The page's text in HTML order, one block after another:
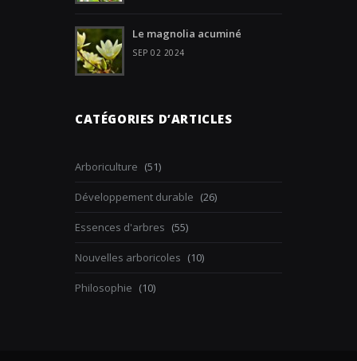
Le magnolia acuminé
SEP 02 2024
CATÉGORIES D’ARTICLES
Arboriculture (51)
Développement durable (26)
Essences d'arbres (55)
Nouvelles arboricoles (10)
Philosophie (10)